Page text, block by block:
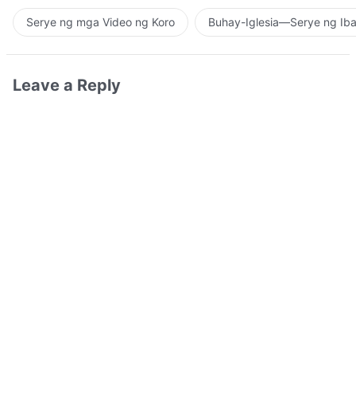
Serye ng mga Video ng Koro Buhay-Iglesia—Serye ng
Leave a Reply